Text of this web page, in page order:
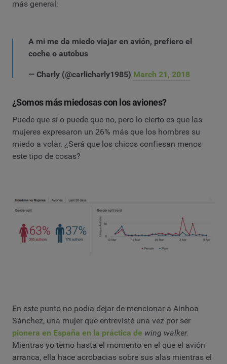
más general:
A mi me da miedo viajar en avión, prefiero el
coche o autobus
— Charly (@carlicharly1985) March 21, 2018
¿Somos más miedosas con los aviones?
Puede que sí o puede que no, pero lo cierto es que las
mujeres expresaron un 26% más que los hombres su
miedo a volar. ¿Será que los chicos confiesan menos
este tipo de cosas?
En este punto no podía dejar de mencionar a Ainhoa
Sánchez, una mujer que entrevisté una vez por ser
pionera en España en la práctica de wing walker.
Mientras yo temo hasta el momento en el que el avión
arranca, ella hace acrobacias sobre sus alas mientras el